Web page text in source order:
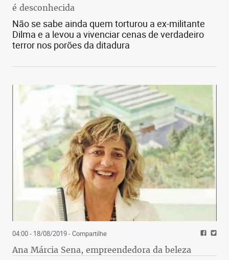
é desconhecida
Não se sabe ainda quem torturou a ex-militante
Dilma e a levou a vivenciar cenas de verdadeiro
terror nos porões da ditadura
04:00 - 18/08/2019- Compartilhe
Ana Márcia Sena, empreendedora da beleza